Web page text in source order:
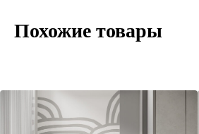
Похожие товары